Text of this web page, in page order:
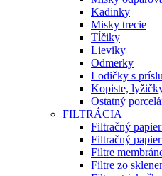
Kadinky
Misky trecie
Tĺčiky
Lieviky
Odmerky
Lodičky s
Kopiste,
Ostatný
FILTRÁCIA
Filtračný
Filtračný
Filtre
Filtre zo